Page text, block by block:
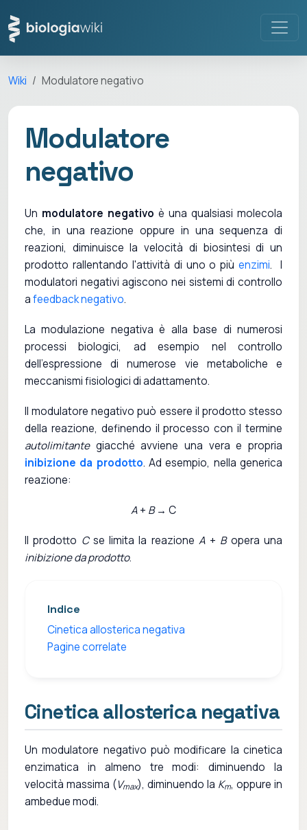
Wiki Modulatore negativo
Modulatore
negativo
Un modulatore negativo è una qualsiasi molecola
che, in una reazione oppure in una sequenza di
reazioni, diminuisce la velocità di biosintesi di un
prodotto rallentando l'attività di uno o piùenzimi. I
modulatori negativi agiscono nei sistemi di controllo
afeedback negativo.
La modulazione negativa è alla base di numerosi
processi biologici, ad esempio nel controllo
dell'espressione di numerose vie metaboliche e
meccanismi fisiologici di adattamento.
Il modulatore negativo può essere il prodotto stesso
della reazione, definendo il processo con il termine
autolimitantegiacché avviene una vera e propria
inibizione da prodotto. Ad esempio, nella generica
reazione:
A+ B→ C
Il prodotto Cse limita la reazione A+ Bopera una
inibizione da prodotto.
Indice
Cinetica allosterica negativa
Pagine correlate
Cinetica allosterica negativa
Un modulatore negativo può modificare la cinetica
enzimatica in almeno tre modi: diminuendo la
velocità massima (Vmax), diminuendo la Km, oppure in
ambedue modi.